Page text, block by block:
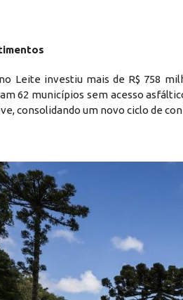
Leite investiu mais de R$ 758
62 municípios sem acesso
consolidando um novo ciclo de